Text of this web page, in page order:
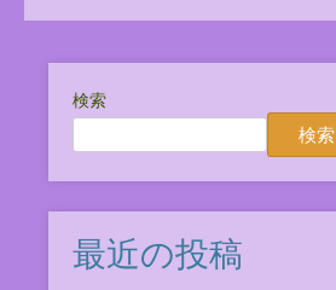
検索
検索
最近の投稿